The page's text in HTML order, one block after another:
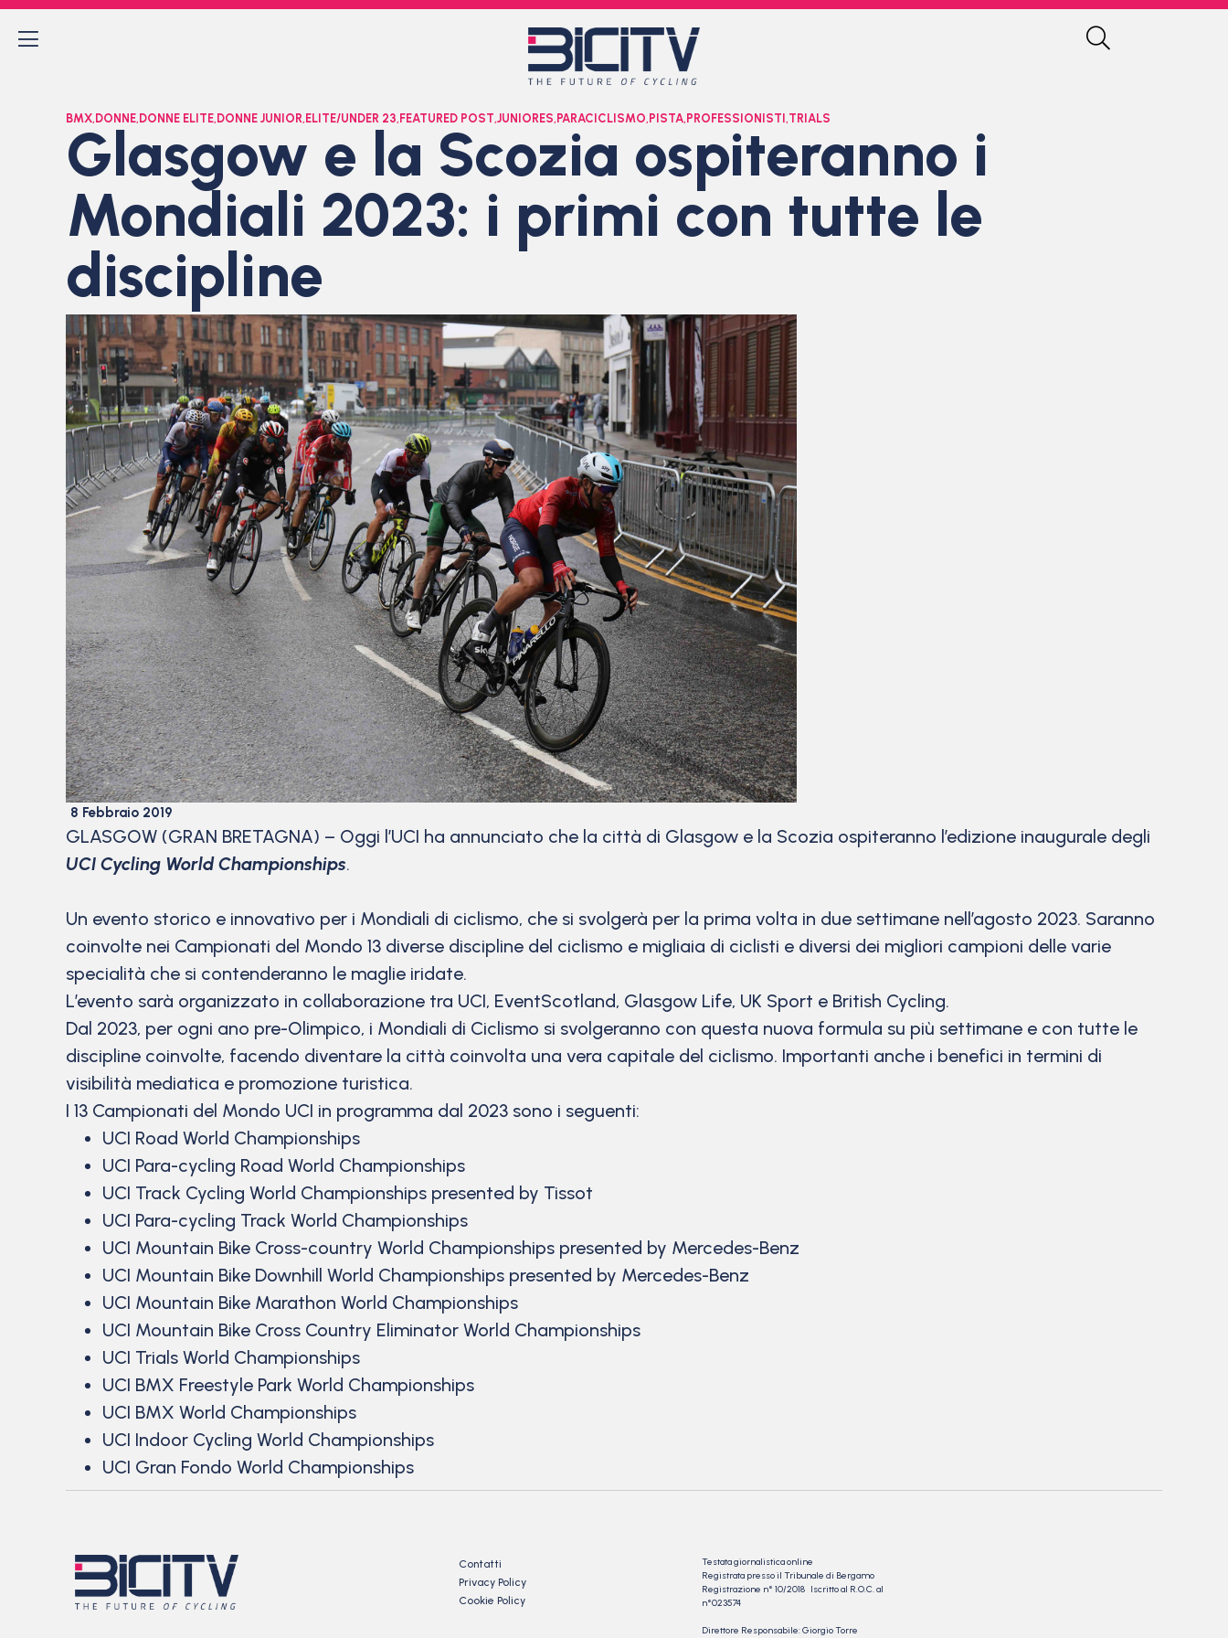
BMX, DONNE, DONNE ELITE, DONNE JUNIOR, ELITE/UNDER 23, FEATURED POST,JUNIORES, PARACICLISMO, PISTA, PROFESSIONISTI ,TRIALS
Glasgow e la Scozia ospiteranno i
Mondiali 2023: i primi con tutte le
discipline
8 Febbraio 2019
GLASGOW (GRAN BRETAGNA) – Oggi l’UCI ha annunciato che la città di Glasgow e la Scozia ospiteranno l’edizione inaugurale degli
UCI Cycling World Championships.
Un evento storico e innovativo per i Mondiali di ciclismo, che si svolgerà per la prima volta in due settimane nell’agosto 2023. Saranno
coinvolte nei Campionati del Mondo 13 diverse discipline del ciclismo e migliaia di ciclisti e diversi dei migliori campioni delle varie
specialità che si contenderanno le maglie iridate.
L’evento sarà organizzato in collaborazione tra UCI, EventScotland, Glasgow Life, UK Sport e British Cycling.
Dal 2023, per ogni ano pre-Olimpico, i Mondiali di Ciclismo si svolgeranno con questa nuova formula su più settimane e con tutte le
discipline coinvolte, facendo diventare la città coinvolta una vera capitale del ciclismo. Importanti anche i benefici in termini di
visibilità mediatica e promozione turistica.
I 13 Campionati del Mondo UCI in programma dal 2023 sono i seguenti:
UCI Road World Championships
UCI Para-cycling Road World Championships
UCI Track Cycling World Championships presented by Tissot
UCI Para-cycling Track World Championships
UCI Mountain Bike Cross-country World Championships presented by Mercedes-Benz
UCI Mountain Bike Downhill World Championships presented by Mercedes-Benz
UCI Mountain Bike Marathon World Championships
UCI Mountain Bike Cross Country Eliminator World Championships
UCI Trials World Championships
UCI BMX Freestyle Park World Championships
UCI BMX World Championships
UCI Indoor Cycling World Championships
UCI Gran Fondo World Championships
Contatti
Privacy Policy
Cookie Policy
Testata giornalistica online
Registrata presso il Tribunale di Bergamo
Registrazione n° 10/2018 Iscritto al R.O.C. al
n°023574
Direttore Responsabile: Giorgio Torre